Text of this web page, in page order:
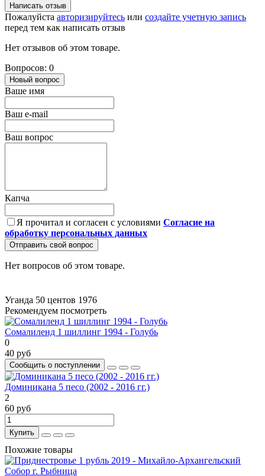
Написать отзыв
Пожалуйста авторизируйтесь или создайте учетную запись
перед тем как написать отзыв
Нет отзывов об этом товаре.
Вопросов: 0
Новый вопрос
Ваше имя
Ваш e-mail
Ваш вопрос
Капча
Я прочитал и согласен с условиями Согласие на
обработку персональных данных
Отправить свой вопрос
Нет вопросов об этом товаре.
Уганда 50 центов 1976
Рекомендуем посмотреть
Сомалиленд 1 шиллинг 1994 - Голубь
0
40 руб
Сообщить о поступлении
Доминикана 5 песо (2002 - 2016 гг.)
2
60 руб
Купить
Похожие товары